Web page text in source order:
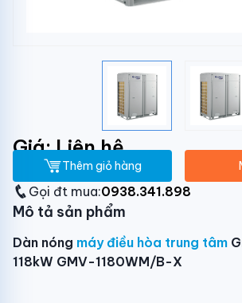
Giá: Liên hệ
Thêm giỏ hàng
Gọi đt mua:0938.341.898
Mô tả sản phẩm
Dàn nóng máy điều hòa trung tâm
118kW GMV-1180WM/B-X